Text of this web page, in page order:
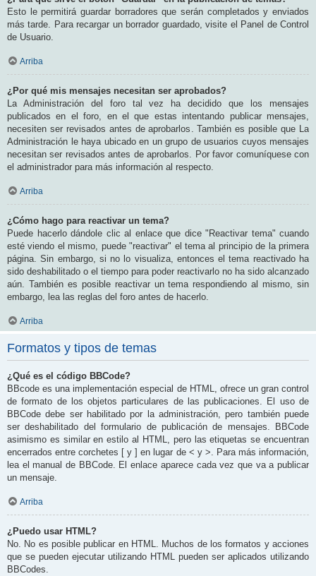
Esto le permitirá guardar borradores que serán completados y enviados
más tarde. Para recargar un borrador guardado, visite el Panel de Control
de Usuario.
Arriba
¿Por qué mis mensajes necesitan ser aprobados?
La Administración del foro tal vez ha decidido que los mensajes
publicados en el foro, en el que estas intentando publicar mensajes,
necesiten ser revisados antes de aprobarlos. También es posible que La
Administración le haya ubicado en un grupo de usuarios cuyos mensajes
necesitan ser revisados antes de aprobarlos. Por favor comuníquese con
el administrador para más información al respecto.
Arriba
¿Cómo hago para reactivar un tema?
Puede hacerlo dándole clic al enlace que dice "Reactivar tema" cuando
esté viendo el mismo, puede "reactivar" el tema al principio de la primera
página. Sin embargo, si no lo visualiza, entonces el tema reactivado ha
sido deshabilitado o el tiempo para poder reactivarlo no ha sido alcanzado
aún. También es posible reactivar un tema respondiendo al mismo, sin
embargo, lea las reglas del foro antes de hacerlo.
Arriba
Formatos y tipos de temas
¿Qué es el código BBCode?
BBcode es una implementación especial de HTML, ofrece un gran control
de formato de los objetos particulares de las publicaciones. El uso de
BBCode debe ser habilitado por la administración, pero también puede
ser deshabilitado del formulario de publicación de mensajes. BBCode
asimismo es similar en estilo al HTML, pero las etiquetas se encuentran
encerrados entre corchetes [ y ] en lugar de < y >. Para más información,
lea el manual de BBCode. El enlace aparece cada vez que va a publicar
un mensaje.
Arriba
¿Puedo usar HTML?
No. No es posible publicar en HTML. Muchos de los formatos y acciones
que se pueden ejecutar utilizando HTML pueden ser aplicados utilizando
BBCodes.